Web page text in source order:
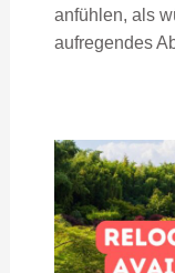
anfühlen, als
aufregendes